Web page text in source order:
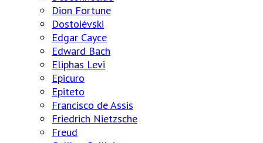
Dion Fortune
Dostoiévski
Edgar Cayce
Edward Bach
Eliphas Levi
Epicuro
Epiteto
Francisco de Assis
Friedrich Nietzsche
Freud